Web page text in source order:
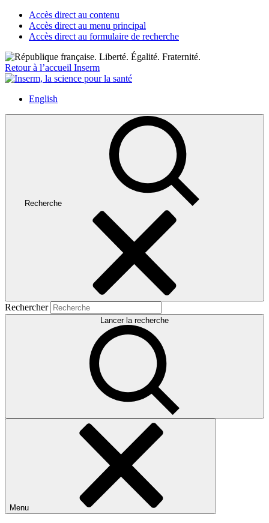
Accès direct au contenu
Accès direct au menu principal
Accès direct au formulaire de recherche
Retour à l’accueil Inserm
English
Recherche
Rechercher
Lancer la recherche
Menu